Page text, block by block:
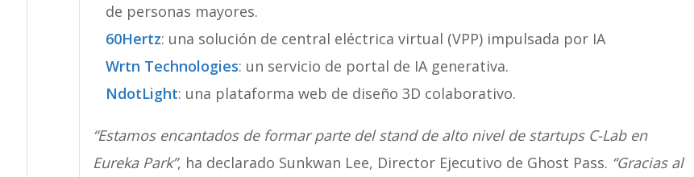
de personas mayores.
60Hertz: una solución de central eléctrica virtual (VPP) impulsada por IA
Wrtn Technologies: un servicio de portal de IA generativa.
NdotLight: una plataforma web de diseño 3D colaborativo.
“Estamos encantados de formar parte del stand de alto nivel de startups C-Lab en
Eureka Park”, ha declarado Sunkwan Lee, Director Ejecutivo de Ghost Pass. “Gracias al